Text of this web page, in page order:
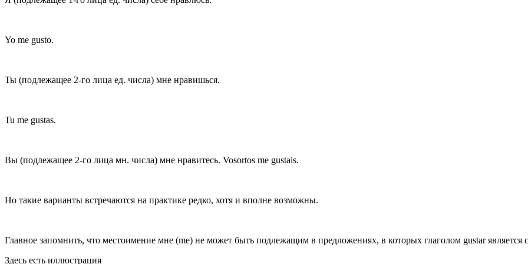
Yo me gusto.
Ты (подлежащее 2-го лица ед. числа) мне нравишься.
Tu me gustas.
Вы (подлежащее 2-го лица мн. числа) мне нравитесь. Vosortos me gustais.
Но такие варианты встречаются на практике редко, хотя и вполне возможны.
Главное запомнить, что местоимение мне (me) не может быть подлежащим в предложениях, в которых глаголом gustarявляется
Здесь есть иллюстрация